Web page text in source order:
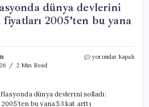
dünya devlerini
fiyatları 2005’ten bu yana
2 Min Read
Türkiye
solladı:
yorumlar kapalı